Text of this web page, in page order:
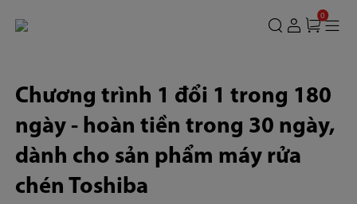
0
Chương trình 1 đổi 1 trong 180
ngày - hoàn tiền trong 30 ngày,
dành cho sản phẩm máy rửa
chén Toshiba